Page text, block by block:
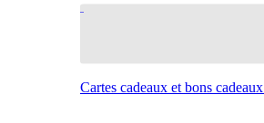
Cartes cadeaux et bons